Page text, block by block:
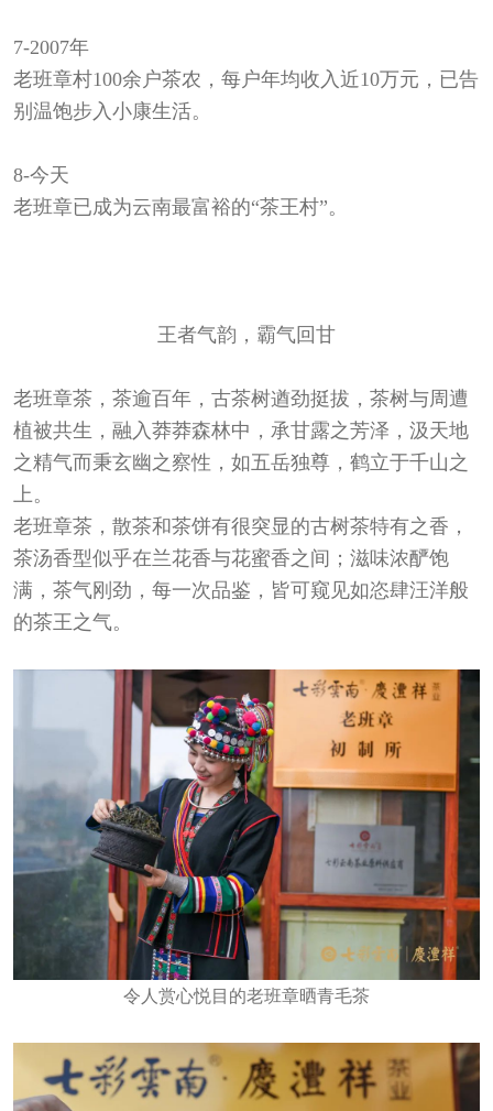
7-2007年
老班章村100余户茶农，每户年均收入近10万元，已告
别温饱步入小康生活。
8-今天
老班章已成为云南最富裕的“茶王村”。
王者气韵，霸气回甘
老班章茶，茶逾百年，古茶树遒劲挺拔，茶树与周遭
植被共生，融入莽莽森林中，承甘露之芳泽，汲天地
之精气而秉玄幽之察性，如五岳独尊，鹤立于千山之
上。
老班章茶，散茶和茶饼有很突显的古树茶特有之香，
茶汤香型似乎在兰花香与花蜜香之间；滋味浓酽饱
满，茶气刚劲，每一次品鉴，皆可窥见如恣肆汪洋般
的茶王之气。
令人赏心悦目的老班章晒青毛茶